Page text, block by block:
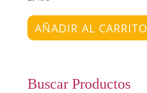
AÑADIR AL CARRITO
Buscar Productos